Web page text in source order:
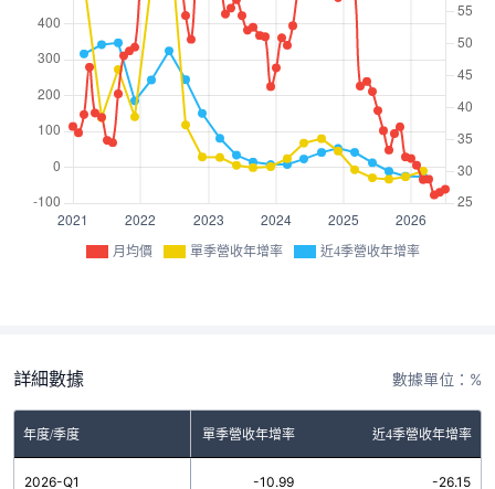
月均價 單季營收年增率 近4季營收年增率
詳細數據 數據單位：%
年度/季度 單季營收年增率 近4季營收年增率
2026-Q1 -10.99 -26.15